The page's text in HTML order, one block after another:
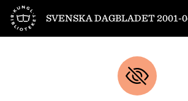
Till startsidan
SVENSKA DAGBLADET 2001-